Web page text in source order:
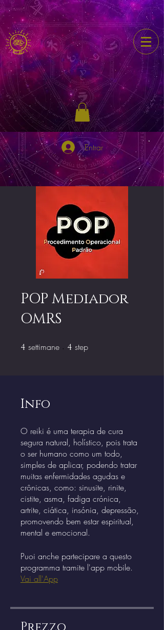
Entrar
POP Mediador
OMRS
4 settimane 4 settimane
4 step
Info
O reiki é uma terapia de cura
segura natural, holístico, pois trata
o ser humano como um todo,
simples de aplicar, podendo tratar
muitas enfermidades agudas e
crônicas, como: sinusite, rinite,
cistite, asma, fadiga crónica,
artrite, ciática, insónia, depressão,
promovendo bem estar espiritual,
Puoi anche partecipare a questo
programma tramite l'app mobile.
Vai all'App